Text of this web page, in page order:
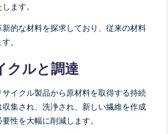
ます。
的な材料を探求しており、従来の材料
。
クルと調達
イクル製品から原材料を取得する持続
集され、洗浄され、新しい繊維を作成
性を大幅に削減します。